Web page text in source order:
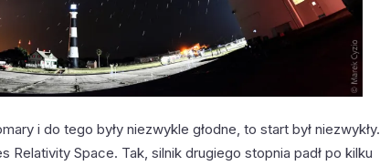
i do tego były niezwykle głodne, to start był niezwykły.
Relativity Space. Tak, silnik drugiego stopnia padł po kilku